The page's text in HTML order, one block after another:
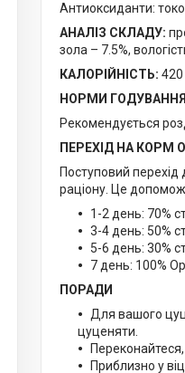
Антиоксиданти:
АНАЛІЗ СКЛАДУ:
зола – 7.5%,
КАЛОРІЙНІСТЬ: 420
НОРМИ ГОДУВАННЯ
Рекомендується
ПЕРЕХІД НА КОРМ
Поступовий
раціону. Це
1-2 день: 70%
3-4 день: 50%
5-6 день: 30%
7 день: 100%
ПОРАДИ
Для вашого
цуценяти.
Приблизно у